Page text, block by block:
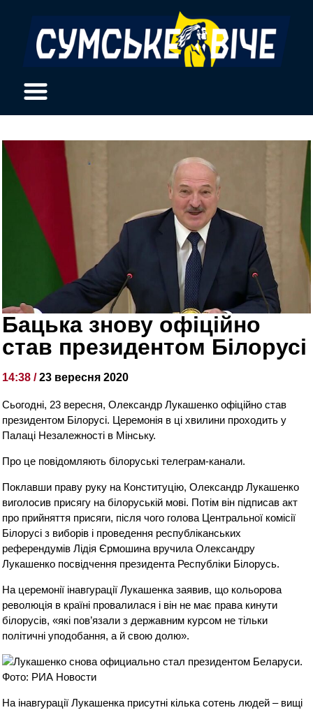
Бацька знову офіційно
став президентом Білорусі
14:38 /23 вересня 2020
Сьогодні, 23 вересня, Олександр Лукашенко офіційно став
президентом Білорусі. Церемонія в ці хвилини проходить у
Палаці Незалежності в Мінську.
Про це повідомляють білоруські телеграм-канали.
Поклавши праву руку на Конституцію, Олександр Лукашенко
виголосив присягу на білоруській мові. Потім він підписав акт
про прийняття присяги, після чого голова Центральної комісії
Білорусі з виборів і проведення республіканських
референдумів Лідія Єрмошина вручила Олександру
Лукашенко посвідчення президента Республіки Білорусь.
На церемонії інавгурації Лукашенка заявив, що кольорова
революція в країні провалилася і він не має права кинути
білорусів, «які пов’язали з державним курсом не тільки
політичні уподобання, а й свою долю».
На інавгурації Лукашенка присутні кілька сотень людей – вищі